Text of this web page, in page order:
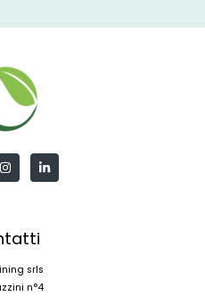
srls
n°4